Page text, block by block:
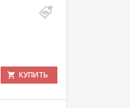
КУПИТЬ